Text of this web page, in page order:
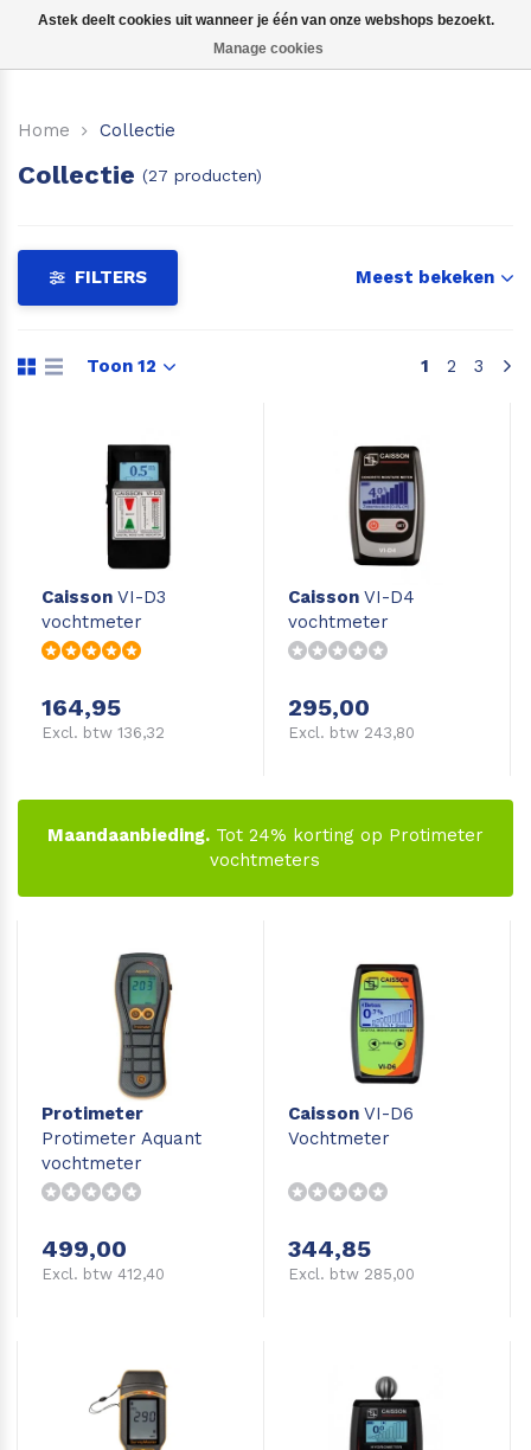
Voor hooi en stro
Home Collectie
Collectie (27 producten)
FILTERS Meest bekeken
Toon 12 1 2 3
Caisson VI-D3
vochtmeter
164,95
Excl. btw 136,32
Caisson VI-D4
vochtmeter
295,00
Excl. btw 243,80
Protimeter
Protimeter Aquant
vochtmeter
499,00
Excl. btw 412,40
Caisson VI-D6
Vochtmeter
344,85
Excl. btw 285,00
Maandaanbieding.Tot 24% korting op Protimeter
vochtmeters
Astek deelt cookies uit wanneer je één van onze webshops bezoekt.
Manage cookies